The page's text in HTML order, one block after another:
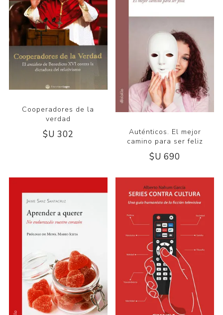
Cooperadores de la
verdad
$U 302
Auténticos. El mejor
camino para ser feliz
$U 690